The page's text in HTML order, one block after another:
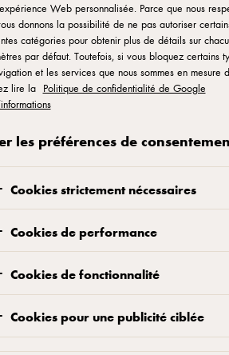
Nos produits sont conçus avec
pâtissiers créatifs, pizzaiolos
qui nous inspirent, nous
de l’idée à l’assiette.
nos
Web personnalisée. Parce que nous
donnons la possibilité de ne pas autoriser
catégories pour obtenir plus de détails sur
par défaut. Toutefois, si vous bloquez certains
et les services que nous sommes en mesure
lire la Politique de confidentialité de Google
les préférences de
Cookies strictement nécessaires
Cookies de performance
Cookies de fonctionnalité
Cookies pour une publicité ciblée